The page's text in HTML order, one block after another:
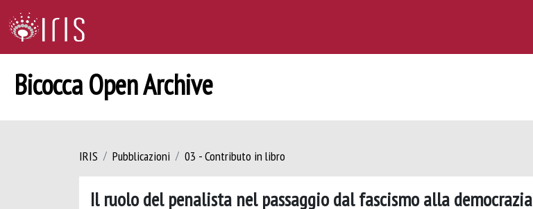
Bicocca Open Archive
IRIS Pubblicazioni 03 - Contributo in libro
Il ruolo del penalista nel passaggio dal fascismo alla democrazia